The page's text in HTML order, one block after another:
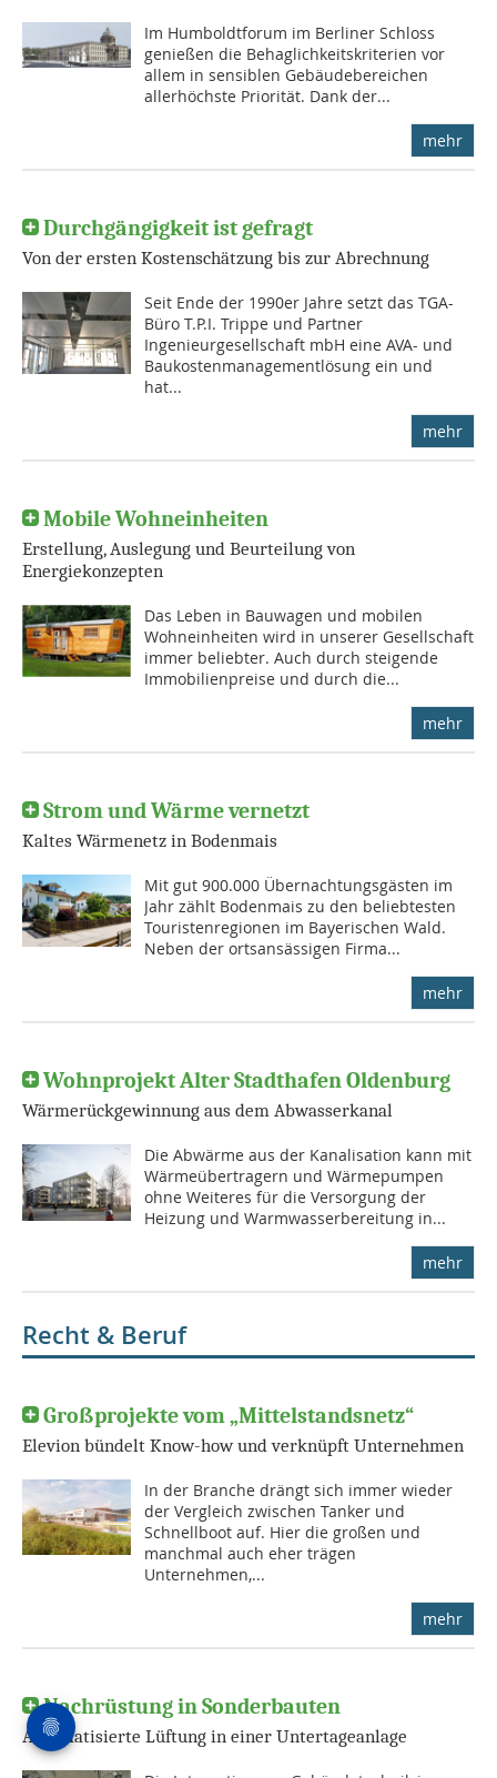
Im Humboldtforum im Berliner Schloss
genießen die Behaglichkeitskriterien vor
allem in sensiblen Gebäudebereichen
allerhöchste Priorität. Dank der...
mehr
Durchgängigkeit ist gefragt
Von der ersten Kostenschätzung bis zur Abrechnung
Seit Ende der 1990er Jahre setzt das TGA-
Büro T.P.I. Trippe und Partner
Ingenieurgesellschaft mbH eine AVA- und
Baukostenmanagementlösung ein und
hat...
mehr
Mobile Wohneinheiten
Erstellung, Auslegung und Beurteilung von
Energiekonzepten
Das Leben in Bauwagen und mobilen
Wohneinheiten wird in unserer Gesellschaft
immer beliebter. Auch durch steigende
Immobilienpreise und durch die...
mehr
Strom und Wärme vernetzt
Kaltes Wärmenetz in Bodenmais
Mit gut 900.000 Übernachtungsgästen im
Jahr zählt Bodenmais zu den beliebtesten
Touristenregionen im Bayerischen Wald.
Neben der ortsansässigen Firma...
mehr
Wohnprojekt Alter Stadthafen Oldenburg
Wärmerückgewinnung aus dem Abwasserkanal
Die Abwärme aus der Kanalisation kann mit
Wärmeübertragern und Wärmepumpen
ohne Weiteres für die Versorgung der
Heizung und Warmwasserbereitung in...
mehr
Recht & Beruf
Großprojekte vom „Mittelstandsnetz“
Elevion bündelt Know-how und verknüpft Unternehmen
In der Branche drängt sich immer wieder
der Vergleich zwischen Tanker und
Schnellboot auf. Hier die großen und
manchmal auch eher trägen
Unternehmen,...
mehr
Nachrüstung in Sonderbauten
Automatisierte Lüftung in einer Untertageanlage